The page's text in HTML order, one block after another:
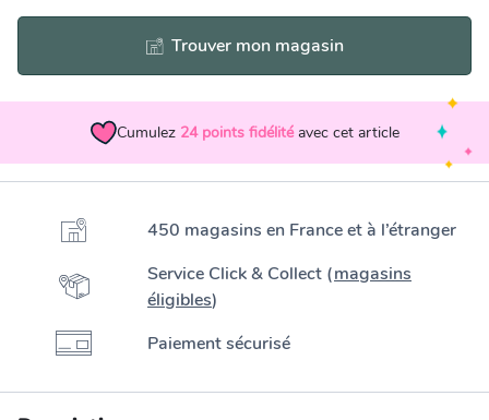
Trouver mon magasin
Cumulez 24 points fidélité avec cet article
450 magasins en France et à l’étranger
Service Click & Collect (magasins
éligibles)
Paiement sécurisé